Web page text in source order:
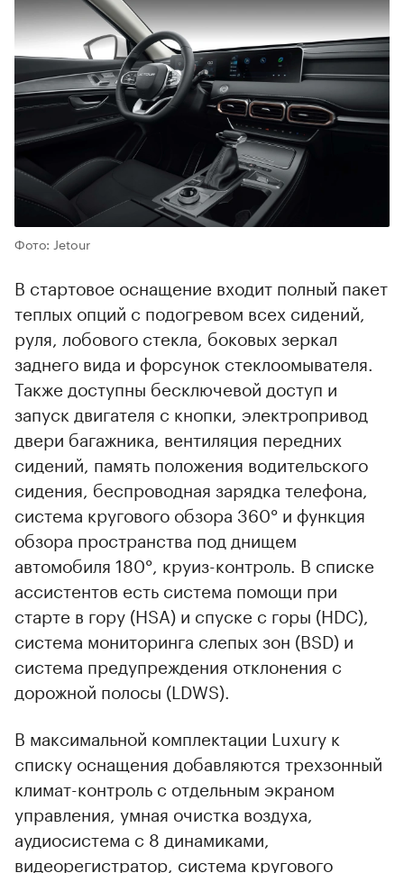
Фото: Jetour
В стартовое оснащение входит полный пакет
теплых опций с подогревом всех сидений,
руля, лобового стекла, боковых зеркал
заднего вида и форсунок стеклоомывателя.
Также доступны бесключевой доступ и
запуск двигателя с кнопки, электропривод
двери багажника, вентиляция передних
сидений, память положения водительского
сидения, беспроводная зарядка телефона,
система кругового обзора 360° и функция
обзора пространства под днищем
автомобиля 180°, круиз-контроль. В списке
ассистентов есть система помощи при
старте в гору (HSA) и спуске с горы (HDC),
система мониторинга слепых зон (BSD) и
система предупреждения отклонения с
дорожной полосы (LDWS).
В максимальной комплектации Luxury к
списку оснащения добавляются трехзонный
климат-контроль с отдельным экраном
управления, умная очистка воздуха,
аудиосистема с 8 динамиками,
видеорегистратор, система кругового